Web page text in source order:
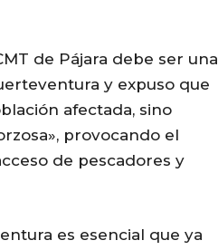
de Pájara debe ser una
y expuso que
afectada, sino
provocando el
de pescadores y
es esencial que ya